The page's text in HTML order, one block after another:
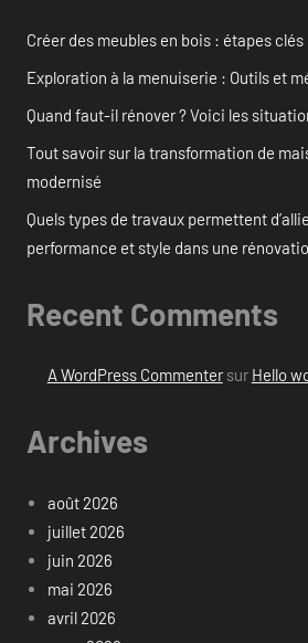
Créer des meubles en bois : étapes clés
Exploration à la menuiserie : Outils et
Quand faut-il rénover ? Voici les
Tout savoir sur la transformation de
modernisé
Quels types de travaux permettent
performance et style dans une
Recent Comments
A WordPress Commentersur Hello
Archives
août 2026
juillet 2026
juin 2026
mai 2026
avril 2026